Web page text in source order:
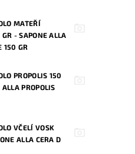
MATEŘÍ
- SAPONE ALLA
150 GR
PROPOLIS 150
PROPOLIS
VČELÍ VOSK
ALLA CERA D